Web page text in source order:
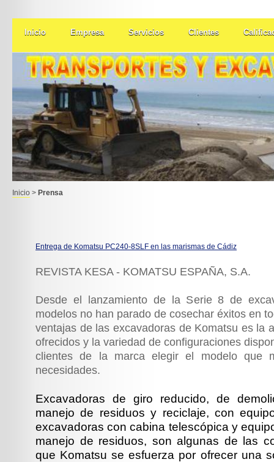
Inicio Empresa Servicios Clientes
Inicio > Prensa
Entrega de Komatsu PC240-8SLF en las marismas de Cádiz
REVISTA KESA - KOMATSU ESPAÑA, S.A.
Desde el lanzamiento de la Serie 8 de
modelos no han parado de cosechar éxitos en
ventajas de las excavadoras de Komatsu es la
ofrecidos y la variedad de configuraciones
clientes de la marca elegir el modelo que
necesidades.
Excavadoras de giro reducido, de
manejo de residuos y reciclaje, con
excavadoras con cabina telescópica y
manejo de residuos, son algunas de las
que Komatsu se esfuerza por ofrecer una